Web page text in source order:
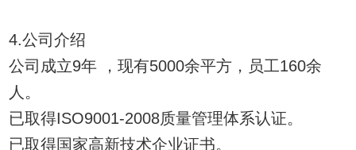
4.公司介绍
公司成立9年 ，现有5000余平方，员工160余
人。
已取得ISO9001-2008质量管理体系认证。
已取得国家高新技术企业证书。